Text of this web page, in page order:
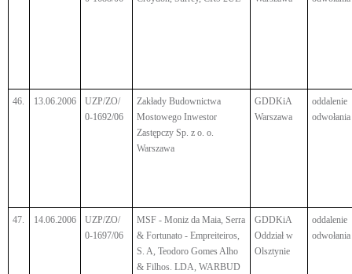
46. 13.06.2006
UZP/ZO/
0-1692/06
Zakłady Budownictwa
Mostowego Inwestor
Zastępczy Sp. z o. o.
Warszawa
GDDKiA
Warszawa
oddalenie
odwołania
47. 14.06.2006
UZP/ZO/
0-1697/06
MSF - Moniz da Maia, Serra
& Fortunato - Empreiteiros,
S. A, Teodoro Gomes Alho
& Filhos. LDA, WARBUD
GDDKiA
Oddział w
Olsztynie
oddalenie
odwołania